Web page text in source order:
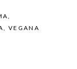
,
, VEGANA